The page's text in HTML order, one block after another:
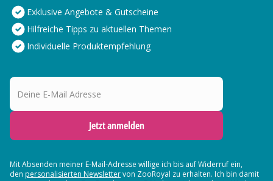
Exklusive Angebote & Gutscheine
Hilfreiche Tipps zu aktuellen Themen
Individuelle Produktempfehlung
Deine E-Mail Adresse
Jetzt anmelden
Mit Absenden meiner E-Mail-Adresse willige ich bis auf Widerruf ein,
den personalisierten Newslettervon ZooRoyal zu erhalten. Ich bin damit